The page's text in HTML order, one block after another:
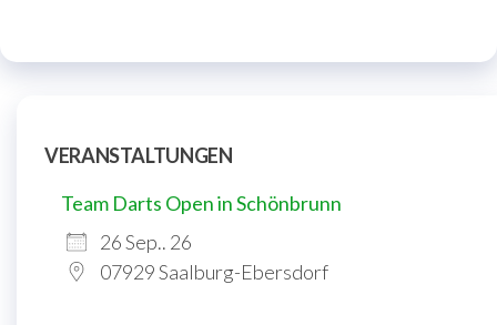
VERANSTALTUNGEN
Team Darts Open in Schönbrunn
26 Sep.. 26
07929 Saalburg-Ebersdorf